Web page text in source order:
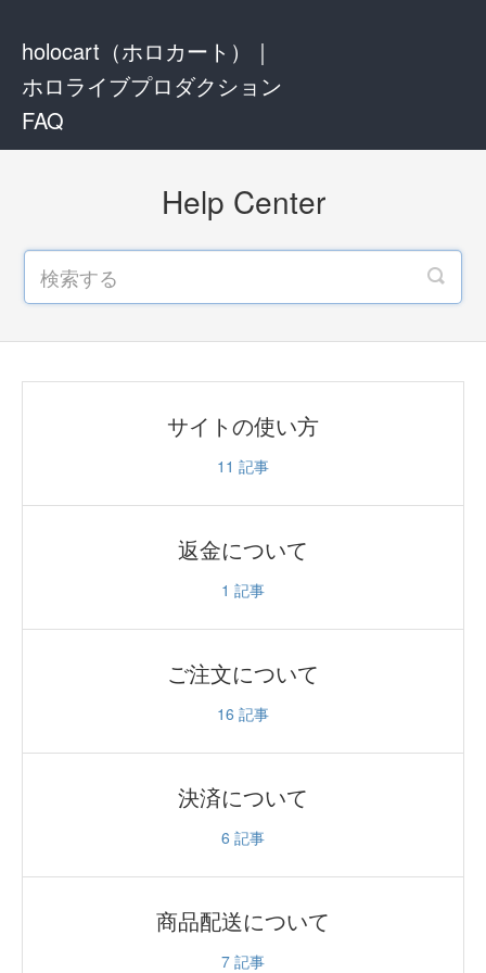
holocart（ホロカート）｜
ホロライブプロダクション
FAQ
Help Center
サイトの使い方
11 記事
返金について
1 記事
ご注文について
16 記事
決済について
6 記事
商品配送について
7 記事